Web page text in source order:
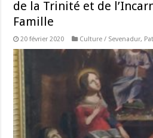
de la Trinité et de
Famille
20 février 2020 Culture / Sevenadur,